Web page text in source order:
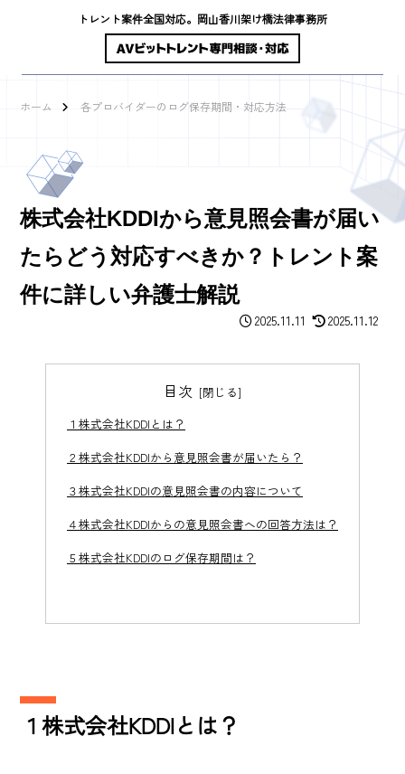
トレント案件全国対応。岡山香川架け橋法律事務所
ホーム 各プロバイダーのログ保存期間・対応方法
株式会社KDDIから意見照会書が届い
たらどう対応すべきか？トレント案
件に詳しい弁護士解説
2025.11.11 2025.11.12
目次
１株式会社KDDIとは？
２株式会社KDDIから意見照会書が届いたら？
３株式会社KDDIの意見照会書の内容について
４株式会社KDDIからの意見照会書への回答方法は？
５株式会社KDDIのログ保存期間は？
１株式会社KDDIとは？